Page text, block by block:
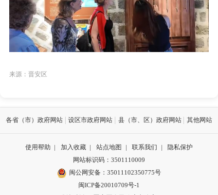
来源：晋安区
各省（市）政府网站 设区市政府网站 县（市、区）政府网站 其他网站
使用帮助 | 加入收藏 | 站点地图 | 联系我们 |
隐私保护
网站标识码：3501110009
闽公网安备：35011102350775号
闽ICP备20010709号-1